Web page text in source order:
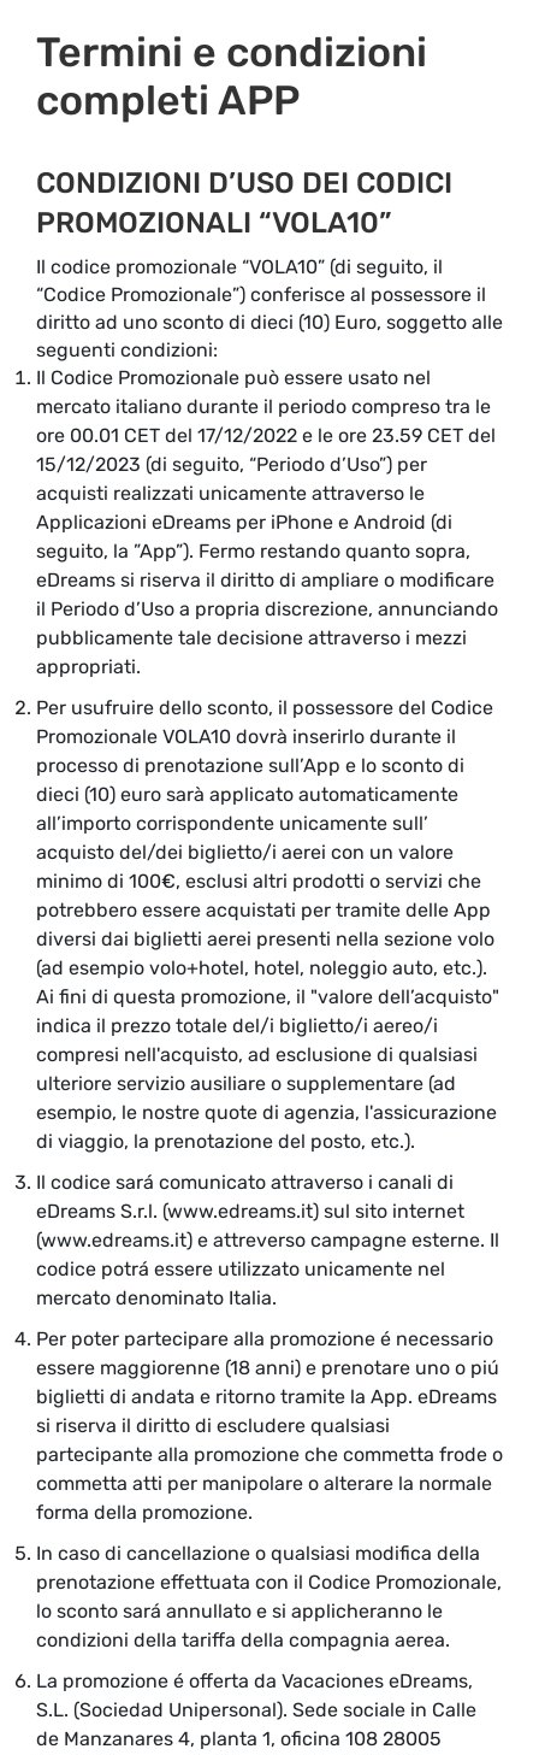
Termini e condizioni
completi APP
CONDIZIONI D’USO DEI CODICI
PROMOZIONALI “VOLA10”
Il codice promozionale “VOLA10” (di seguito, il
“Codice Promozionale”) conferisce al possessore il
diritto ad uno sconto di dieci (10) Euro, soggetto alle
seguenti condizioni:
Il Codice Promozionale può essere usato nel
mercato italiano durante il periodo compreso tra le
ore 00.01 CET del 17/12/2022 e le ore 23.59 CET del
15/12/2023 (di seguito, “Periodo d’Uso”) per
acquisti realizzati unicamente attraverso le
Applicazioni eDreams per iPhone e Android (di
seguito, la ”App”). Fermo restando quanto sopra,
eDreams si riserva il diritto di ampliare o modificare
il Periodo d’Uso a propria discrezione, annunciando
pubblicamente tale decisione attraverso i mezzi
appropriati.
Per usufruire dello sconto, il possessore del Codice
Promozionale VOLA10 dovrà inserirlo durante il
processo di prenotazione sull’App e lo sconto di
dieci (10) euro sarà applicato automaticamente
all’importo corrispondente unicamente sull’
acquisto del/dei biglietto/i aerei con un valore
minimo di 100€, esclusi altri prodotti o servizi che
potrebbero essere acquistati per tramite delle App
diversi dai biglietti aerei presenti nella sezione volo
(ad esempio volo+hotel, hotel, noleggio auto, etc.).
Ai fini di questa promozione, il "valore dell’acquisto"
indica il prezzo totale del/i biglietto/i aereo/i
compresi nell'acquisto, ad esclusione di qualsiasi
ulteriore servizio ausiliare o supplementare (ad
esempio, le nostre quote di agenzia, l'assicurazione
di viaggio, la prenotazione del posto, etc.).
Il codice sará comunicato attraverso i canali di
eDreams S.r.l. (www.edreams.it) sul sito internet
(www.edreams.it) e attreverso campagne esterne. Il
codice potrá essere utilizzato unicamente nel
mercato denominato Italia.
Per poter partecipare alla promozione é necessario
essere maggiorenne (18 anni) e prenotare uno o piú
biglietti di andata e ritorno tramite la App. eDreams
si riserva il diritto di escludere qualsiasi
partecipante alla promozione che commetta frode o
commetta atti per manipolare o alterare la normale
forma della promozione.
In caso di cancellazione o qualsiasi modifica della
prenotazione effettuata con il Codice Promozionale,
lo sconto sará annullato e si applicheranno le
condizioni della tariffa della compagnia aerea.
La promozione é offerta da Vacaciones eDreams,
S.L. (Sociedad Unipersonal). Sede sociale in Calle
de Manzanares 4, planta 1, oficina 108 28005